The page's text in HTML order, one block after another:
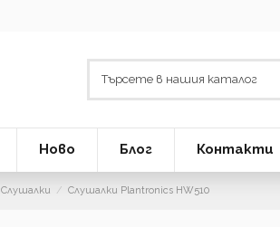
Ново Блог Контакти
Слушалки Слушалки Plantronics HW510